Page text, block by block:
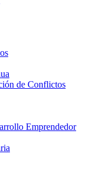
de Conflictos
Emprendedor